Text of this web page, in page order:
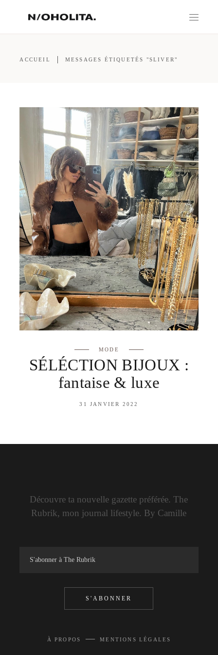
ACCUEIL MESSAGES ÉTIQUETÉS "SLIVER"
MODE
SÉLÉCTION BIJOUX :
fantaise & luxe
31 JANVIER 2022
Découvre ta nouvelle gazette préférée. The
Rubrik, mon journal lifestyle. By Camille
S'ABONNER
À PROPOS — MENTIONS LÉGALES